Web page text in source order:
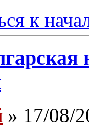
к
» 17/08/